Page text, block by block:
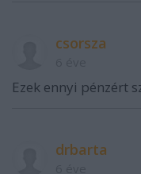
csorsza
Ezek ennyi pénzért
drbarta